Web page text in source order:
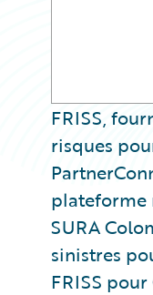
FRISS,
risques
plateforme
SURA
sinistres
FRISS